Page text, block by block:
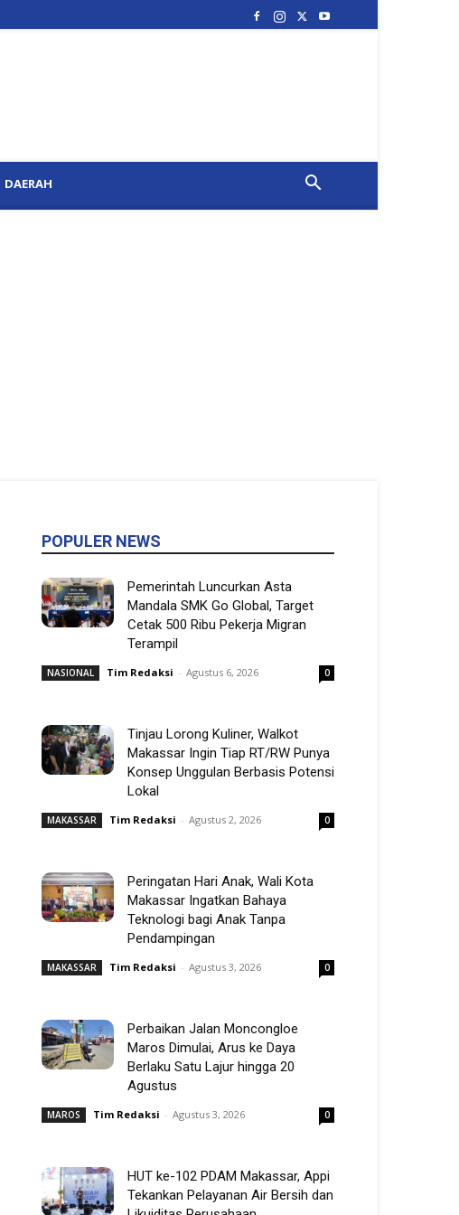
DAERAH
POPULER NEWS
Pemerintah Luncurkan Asta
Mandala SMK Go Global, Target
Cetak 500 Ribu Pekerja Migran
Terampil
NASIONAL Tim Redaksi - Agustus 6, 2026 0
Tinjau Lorong Kuliner, Walkot
Makassar Ingin Tiap RT/RW Punya
Konsep Unggulan Berbasis Potensi
Lokal
MAKASSAR Tim Redaksi - Agustus 2, 2026 0
Peringatan Hari Anak, Wali Kota
Makassar Ingatkan Bahaya
Teknologi bagi Anak Tanpa
Pendampingan
MAKASSAR Tim Redaksi - Agustus 3, 2026 0
Perbaikan Jalan Moncongloe
Maros Dimulai, Arus ke Daya
Berlaku Satu Lajur hingga 20
Agustus
MAROS Tim Redaksi - Agustus 3, 2026 0
HUT ke-102 PDAM Makassar, Appi
Tekankan Pelayanan Air Bersih dan